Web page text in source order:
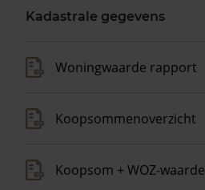
Kadastrale gegevens
Woningwaarde rapport
Koopsommenoverzicht
Koopsom + WOZ-waarde